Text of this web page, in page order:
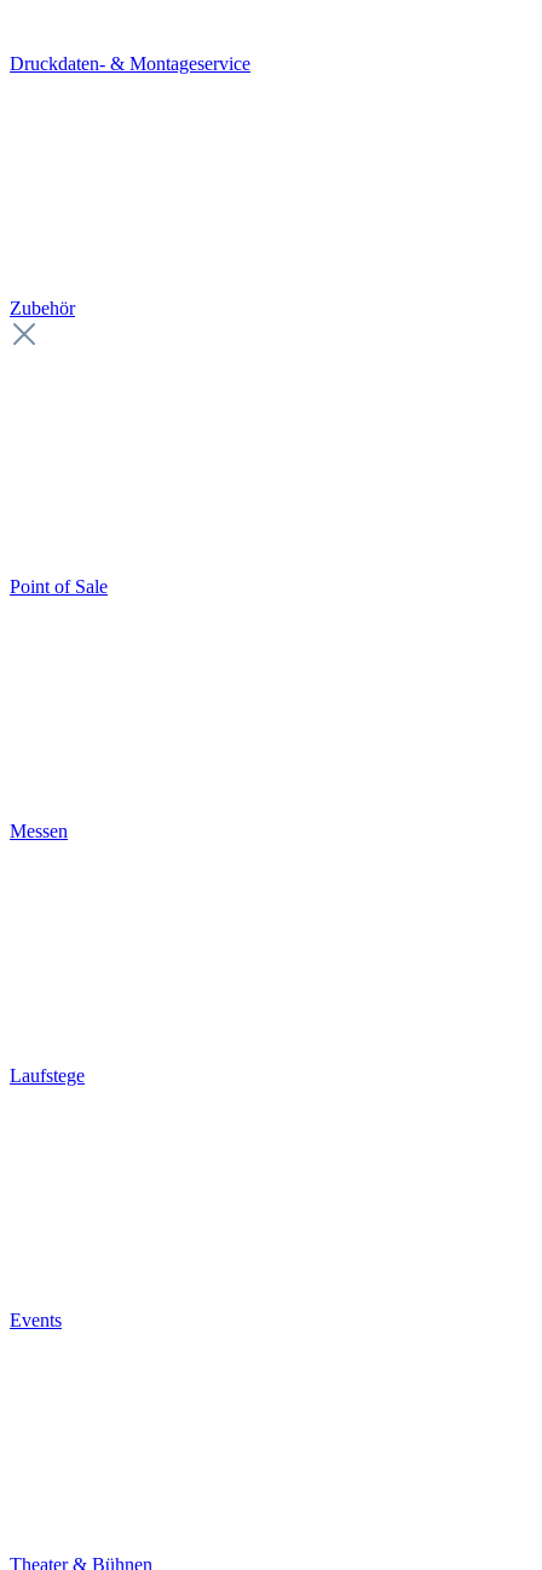
Druckdaten- & Montageservice
Zubehör
Point of Sale
Messen
Laufstege
Events
Theater & Bühnen